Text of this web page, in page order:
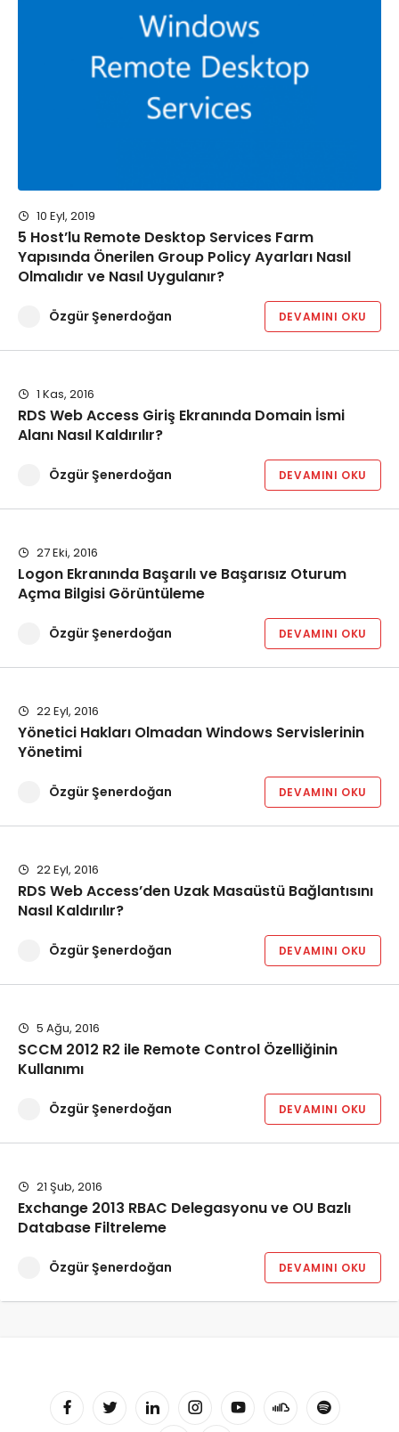
10 Eyl, 2019
5 Host’lu Remote Desktop Services Farm
Yapısında Önerilen Group Policy Ayarları Nasıl
Olmalıdır ve Nasıl Uygulanır?
Özgür Şenerdoğan DEVAMINI OKU
1 Kas, 2016
RDS Web Access Giriş Ekranında Domain İsmi
Alanı Nasıl Kaldırılır?
Özgür Şenerdoğan DEVAMINI OKU
27 Eki, 2016
Logon Ekranında Başarılı ve Başarısız Oturum
Açma Bilgisi Görüntüleme
Özgür Şenerdoğan DEVAMINI OKU
22 Eyl, 2016
Yönetici Hakları Olmadan Windows Servislerinin
Yönetimi
Özgür Şenerdoğan DEVAMINI OKU
22 Eyl, 2016
RDS Web Access’den Uzak Masaüstü Bağlantısını
Nasıl Kaldırılır?
Özgür Şenerdoğan DEVAMINI OKU
5 Ağu, 2016
SCCM 2012 R2 ile Remote Control Özelliğinin
Kullanımı
Özgür Şenerdoğan DEVAMINI OKU
21 Şub, 2016
Exchange 2013 RBAC Delegasyonu ve OU Bazlı
Database Filtreleme
Özgür Şenerdoğan DEVAMINI OKU